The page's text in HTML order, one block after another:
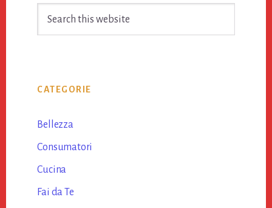
CATEGORIE
Bellezza
Consumatori
Cucina
Fai da Te